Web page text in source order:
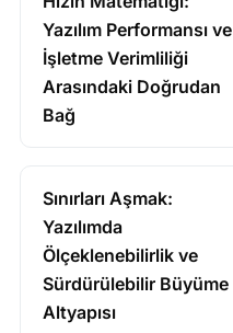
Yazılım Performansı ve
İşletme Verimliliği
Arasındaki Doğrudan
Bağ
Sınırları Aşmak:
Yazılımda
Ölçeklenebilirlik ve
Sürdürülebilir Büyüme
Altyapısı